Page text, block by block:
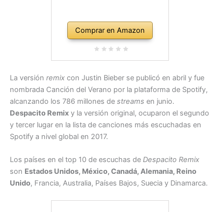
Comprar en Amazon
La versión remix con Justin Bieber se publicó en abril y fue
nombrada Canción del Verano por la plataforma de Spotify,
alcanzando los 786 millones de streams en junio.
Despacito Remix y la versión original, ocuparon el segundo
y tercer lugar en la lista de canciones más escuchadas en
Spotify a nivel global en 2017.
Los países en el top 10 de escuchas de Despacito Remix
son Estados Unidos, México, Canadá, Alemania, Reino
Unido, Francia, Australia, Países Bajos, Suecia y Dinamarca.